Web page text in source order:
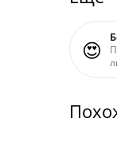
😍